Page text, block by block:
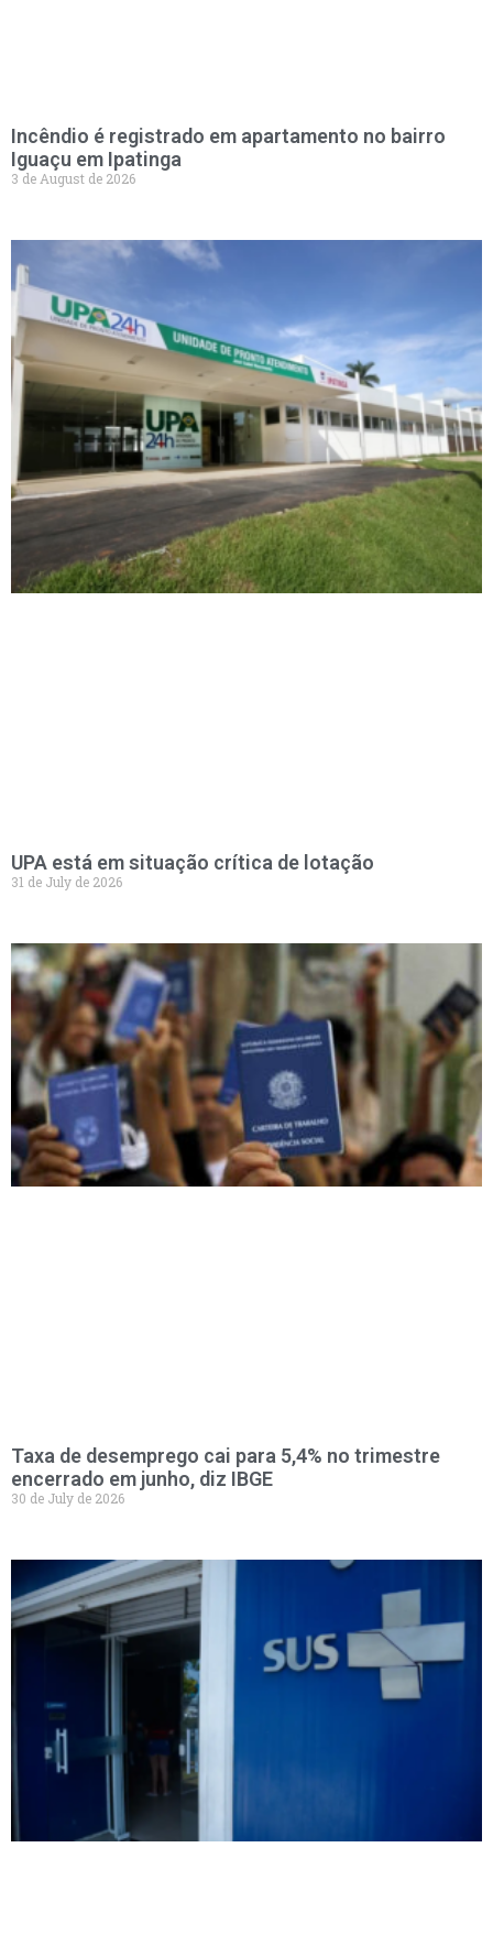
Incêndio é registrado em apartamento no bairro
Iguaçu em Ipatinga
3 de August de 2026
UPA está em situação crítica de lotação
31 de July de 2026
Taxa de desemprego cai para 5,4% no trimestre
encerrado em junho, diz IBGE
30 de July de 2026